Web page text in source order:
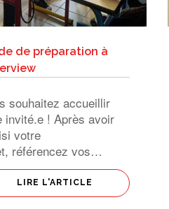
de préparation à
souhaitez accueillir
invité.e ! Après avoir
votre
référencez vos
d’informations !
bien au choix
et quel aspect
LIRE L'ARTICLE